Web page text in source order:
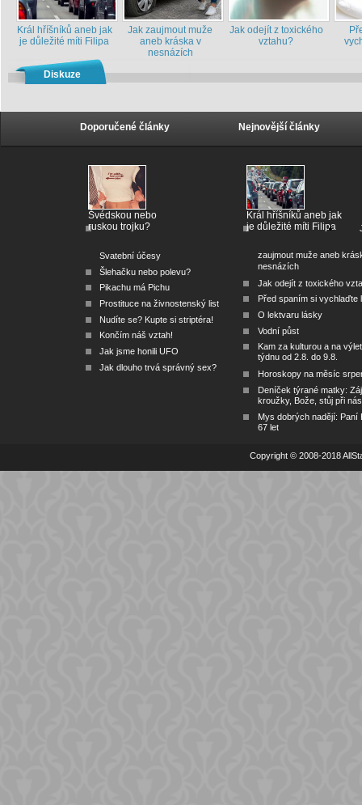
Král hříšníků aneb jak
je důležité míti Filipa
Jak zaujmout muže
aneb kráska v
nesnázích
Jak odejít z toxického
vztahu?
Diskuze
Doporučené články
Švédskou nebo
ruskou trojku?
Svatební účesy
Šlehačku nebo polevu?
Pikachu má Pichu
Prostituce na živnostenský list
Nudíte se? Kupte si striptéra!
Končím náš vztah!
Jak jsme honili UFO
Jak dlouho trvá správný sex?
Nejnovější články
Král hříšníků aneb jak
je důležité míti Filipa
zaujmout muže aneb
nesnázích
Jak odejít z toxického
Před spaním si vychlaďte
O lektvaru lásky
Vodní půst
Kam za kulturou a na
týdnu od 2.8. do 9.8.
Horoskopy na měsíc
Deníček týrané matky:
kroužky, Bože, stůj při nás
Mys dobrých nadějí: Paní
67 let
Copyright © 2008-2018